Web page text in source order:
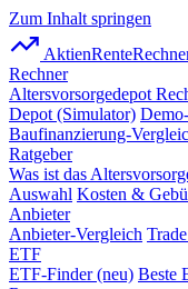
Zum Inhalt springen
AktienRente
Rechner
Altersvorsorgedepot
Depot (Simulator)
Baufinanzierung-
Ratgeber
Was ist das
Auswahl Kosten &
Anbieter
Anbieter-Vergleich
ETF
ETF-Finder (neu) Beste